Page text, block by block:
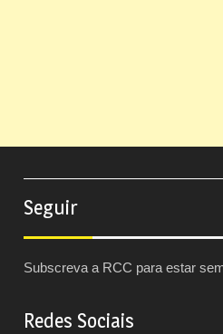
Seguir
Subscreva a RCC para estar
Redes Sociais